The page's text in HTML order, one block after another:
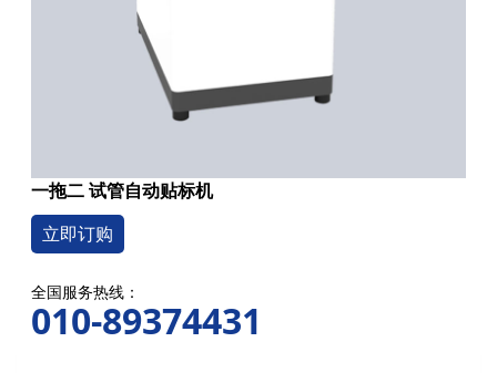
一拖二 试管自动贴标机
立即订购
全国服务热线：
010-89374431